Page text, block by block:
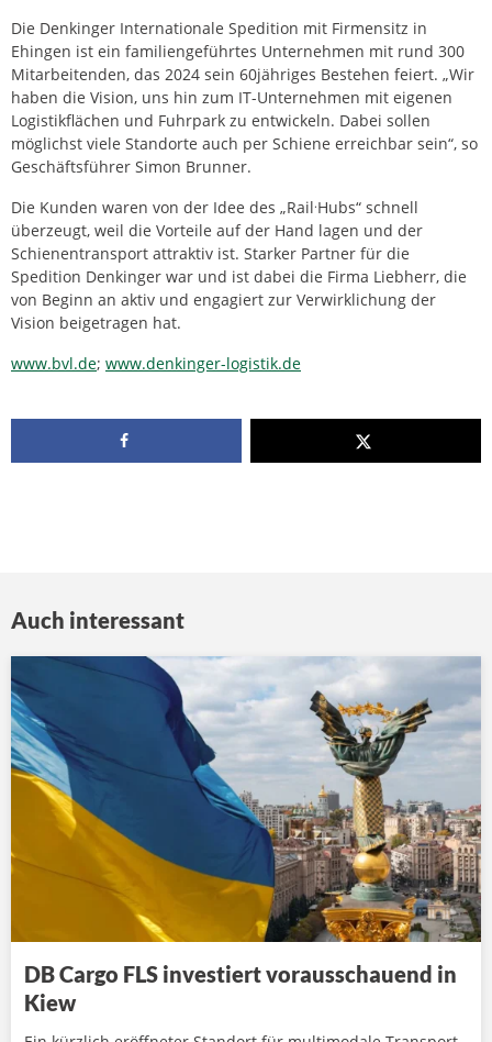
Die Denkinger Internationale Spedition mit Firmensitz in
Ehingen ist ein familiengeführtes Unternehmen mit rund 300
Mitarbeitenden, das 2024 sein 60jähriges Bestehen feiert. „Wir
haben die Vision, uns hin zum IT-Unternehmen mit eigenen
Logistikflächen und Fuhrpark zu entwickeln. Dabei sollen
möglichst viele Standorte auch per Schiene erreichbar sein“, so
Geschäftsführer Simon Brunner.
Die Kunden waren von der Idee des „Rail.Hubs“ schnell
überzeugt, weil die Vorteile auf der Hand lagen und der
Schienentransport attraktiv ist. Starker Partner für die
Spedition Denkinger war und ist dabei die Firma Liebherr, die
von Beginn an aktiv und engagiert zur Verwirklichung der
Vision beigetragen hat.
www.bvl.de; www.denkinger-logistik.de
Auch interessant
DB Cargo FLS investiert vorausschauend in
Kiew